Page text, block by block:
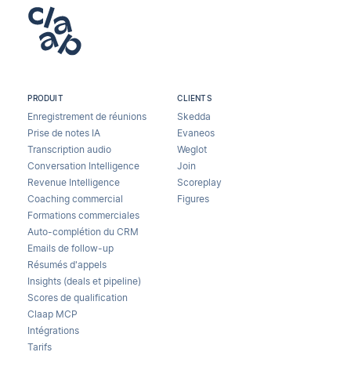
PRODUIT
Enregistrement de réunions
Prise de notes IA
Transcription audio
Conversation Intelligence
Revenue Intelligence
Coaching commercial
Formations commerciales
Auto-complétion du CRM
Emails de follow-up
Résumés d'appels
Insights (deals et pipeline)
Scores de qualification
Claap MCP
Intégrations
Tarifs
CLIENTS
Skedda
Evaneos
Weglot
Join
Scoreplay
Figures